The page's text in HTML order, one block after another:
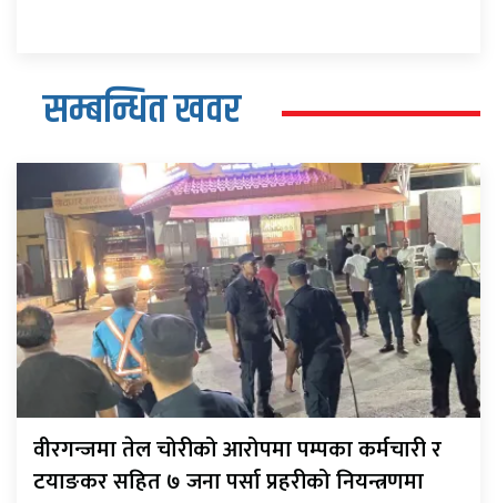
सम्बन्धित खवर
वीरगन्जमा तेल चोरीको आरोपमा पम्पका कर्मचारी र
टयाङकर सहित ७ जना पर्सा प्रहरीको नियन्त्रणमा